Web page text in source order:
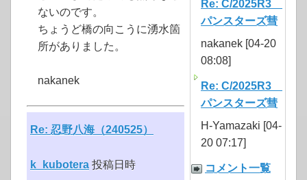
ないのです。
ちょうど橋の向こうに湧水箇
所がありました。
nakanek
Re: 忍野八海（240525）
k_kubotera 投稿日時
Re: C/2025R3
パンスターズ彗
nakanek [04-20
08:08]
Re: C/2025R3
パンスターズ彗
H-Yamazaki [04-
20 07:17]
コメント一覧